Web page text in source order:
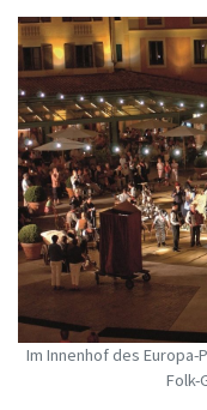
Im Innenhof des
Folk-